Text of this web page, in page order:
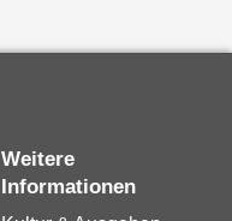
Weitere
Informationen